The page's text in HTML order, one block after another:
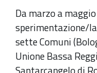
Da marzo a
sperimentazione/
sette Comuni
Unione Bassa